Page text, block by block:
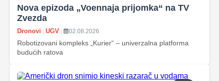
Nova epizoda „Voennaja prijomka“ na TV
Zvezda
Dronovi UGV 02.08.2026
Robotizovani kompleks „Kurier“ – univerzalna platforma
budućih ratova